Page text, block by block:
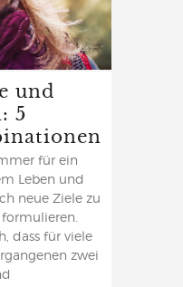
und
5
für ein
Leben und
neue Ziele zu
formulieren.
dass für viele
zwei